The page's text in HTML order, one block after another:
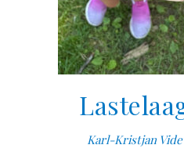
Karl-Kristjan